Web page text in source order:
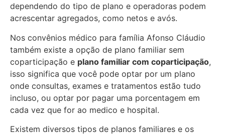
dependendo do tipo de plano e operadoras podem
acrescentar agregados, como netos e avós.
Nos convênios médico para família Afonso Cláudio
também existe a opção de plano familiar sem
coparticipação e plano familiar com coparticipação,
isso significa que você pode optar por um plano
onde consultas, exames e tratamentos estão tudo
incluso, ou optar por pagar uma porcentagem em
cada vez que for ao medico e hospital.
Existem diversos tipos de planos familiares e os